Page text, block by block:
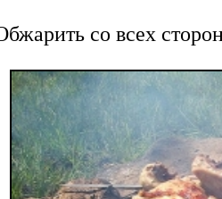
со всех